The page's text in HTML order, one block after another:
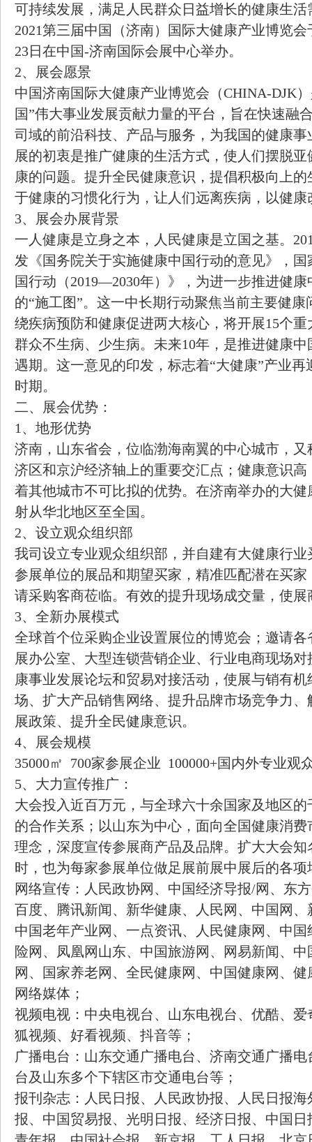
可持续发展，满足人民群众日益增长的健康生活
2021第三届中国（济南）国际大健康产业博览
23日在中国-济南国际会展中心举办。
2、展会愿景
中国济南国际大健康产业博览会（CHINA-DJK
国”伟大事业发展贡献力量的平台，旨在快速融
司域的前沿科技、产品与服务，为我国的健康
展的初衷是推广健康的生活方式，使人们摆脱
康的问题。提升全民健康意识，提倡积极向上
于健康的习惯化行为，让人们远离疾病，以健康
3、展会办展背景
一人健康是立身之本，人民健康是立国之基。
发《国务院关于实施健康中国行动的意见》，
国行动（2019—2030年）》，为进一步推进健
的“施工图”。这一中长期行动聚焦当前主要健
绕疾病预防和健康促进两大核心，将开展15个
群众不生病、少生病。未来10年，是推进健康
遇期。这一意见的印发，标志着“大健康”产业
时期。
二、展会优势：
1、地形优势
济南，山东省会，位临渤海南翼的中心城市，又
济区和京沪经济轴上的重要交汇点；健康意识
着其他城市不可比拟的优势。在济南举办的大
射从华北地区至全国。
2、设立观众组织部
我司设立专业观众组织部，并自建有大健康行
参展单位的展品和期望买家，精准匹配潜在买
请采购客商莅临。有效的提升现场成交量，使
3、全新办展模式
全球首个位采购企业设置展位的博览会；邀请
展办公室、大型连锁营销企业、行业电商现场
康事业发展论坛和贸易对接活动，使展与销有
场、扩大产品销售网络、提升品牌市场竞争力
展政策、提升全民健康意识。
4、展会规模
35000㎡ 700家参展企业 100000+国内外专业观
5、大力宣传推广：
大会投入近百万元，与全球六十余国家及地区
的合作关系；以山东为中心，面向全国健康消
理念，深度宣传参展商产品及品牌。扩大大会
时，也为每家参展单位做足展前展中展后的各
网络宣传：人民政协网、中国经济导报/网、东
百度、腾讯新闻、新华健康、人民网、中国网
中国老年产业网、一点资讯、人民健康网、中
险网、凤凰网山东、中国旅游网、网易新闻、
网、国家养老网、全民健康网、中国健康网、
网络媒体；
视频电视：中央电视台、山东电视台、优酷、
狐视频、好看视频、抖音等；
广播电台：山东交通广播电台、济南交通广播
台及山东多个下辖区市交通电台等；
报刊杂志：人民日报、人民政协报、人民日报
报、中国贸易报、光明日报、经济日报、中国